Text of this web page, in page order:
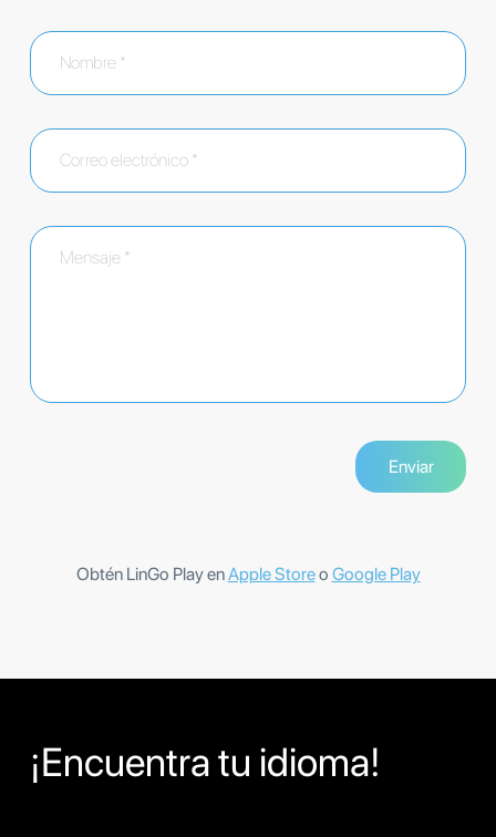
Obtén LinGo Play enApple Storeo Google Play
¡Encuentra tu idioma!